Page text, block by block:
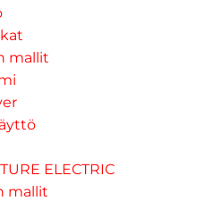
mallit
ELECTRIC
mallit